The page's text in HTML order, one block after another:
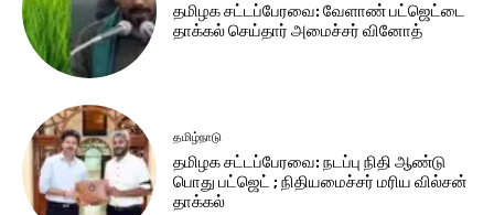
தமிழக சட்​டப்​பேர​வை: வேளாண் பட்​ஜெட்டை
தாக்கல் செய்தார் அமைச்சர் வினோத்
தமிழ்நாடு
தமிழக சட்டப்பேரவை: நடப்பு நிதி ஆண்​டு
பொது பட்ஜெட் ; நிதியமைச்சர் மரிய வில்சன்
தாக்​கல்